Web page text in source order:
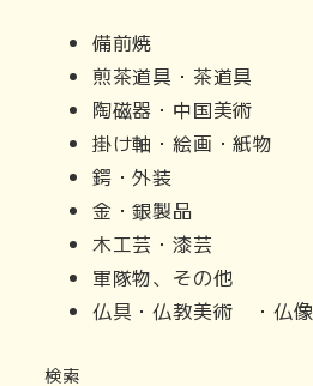
備前焼
煎茶道具・茶道具
陶磁器・中国美術
掛け軸・絵画・紙物
鍔・外装
金・銀製品
木工芸・漆芸
軍隊物、その他
仏具・仏教美術 ・仏像
検索